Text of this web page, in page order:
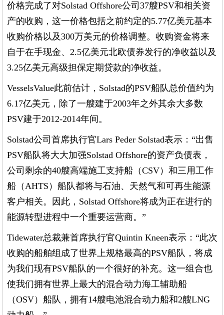
价格完成了对Solstad Offshore公司37艘PSV和相关资
产的收购，这一价格包括之前约定的5.77亿美元基本
收购价格以及300万美元的价格调整。收购资金将来
自于在手现金、2.5亿美元北欧债券发行的净收益以及
3.25亿美元高级担保定期贷款的净收益。
VesselsValue此前估计，Solstad的PSV船队总价值约为
6.17亿美元，除了一艘建于2003年之外其余大多数
PSV建于2012-2014年间。
Solstad公司首席执行官Lars Peder Solstad表示：“出售
PSV船队将大大加强Solstad Offshore的资产负债表，
公司剩余的40艘高端施工支持船（CSV）和三用工作
船（AHTS）船队都将与石油、天然气和可再生能源
客户相关。因此，Solstad Offshore将成为正在进行的
能源转型进程中一个重要运营商。”
Tidewater总裁兼首席执行官Quintin Kneen表示：“此次
收购的船舶组成了世界上规格最高的PSV船队，将成
为我们现有PSV船队的一个很好的补充。这一组合也
使我们拥有世界上最大的混合动力海工辅助船
（OSV）船队，拥有14艘电池混合动力船和2艘LNG